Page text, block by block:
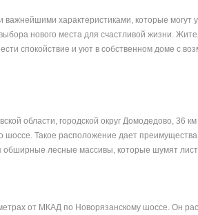
характеристиками, которые могут
нового места для счастливой жизни.
спокойствие и уют в собственном доме с
области, городской округ Домодедово, 36
шоссе. Такое расположение дает
обширные лесные массивы, которые шумят
от МКАД по Новорязанскому шоссе. Он